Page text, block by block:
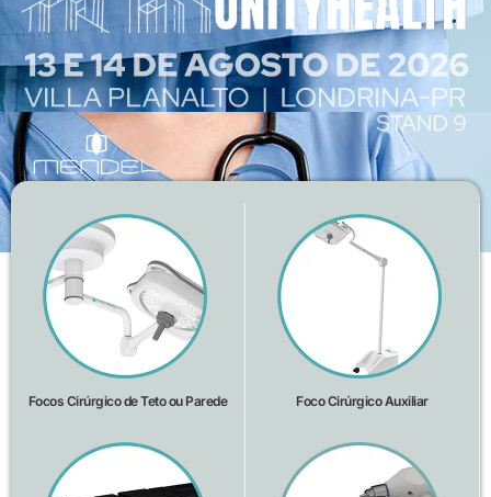
Focos Cirúrgico de Teto ou Parede Foco Cirúrgico Auxiliar